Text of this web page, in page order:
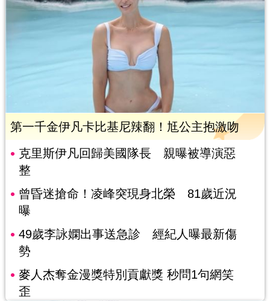
第一千金伊凡卡比基尼辣翻！尪公主抱激吻
克里斯伊凡回歸美國隊長 親曝被導演惡
整
曾昏迷搶命！凌峰突現身北榮 81歲近況
曝
49歲李詠嫻出事送急診 經紀人曝最新傷
勢
麥人杰奪金漫獎特別貢獻獎 秒問1句網笑
歪